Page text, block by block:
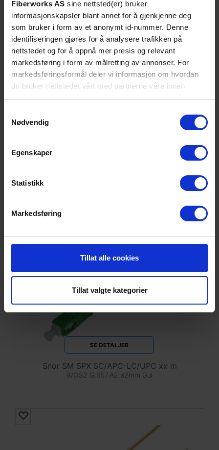
Fiberworks AS sine nettsted(er) bruker
informasjonskapsler blant annet for å gjenkjenne deg
som bruker i form av et anonymt id-nummer. Denne
identifiseringen gjøres for å analysere trafikken på
nettstedet og for å oppnå mer presis og relevant
markedsføring i form av målretting av annonser. For
markedsføringsformål deler vi informasjon om hvordan
du bruker nettstedet vårt med partnerne våre innen
sosiale medier og annonsering, som kan kombinere den
eller som de har samlet inn gjennom din bruk av
tjenestene deres. Les mer om hvilke opplysninger vi
personvernerklæring
Nødvendig
Egenskaper
Statistikk
Markedsføring
Tillat alle cookies
Tillat valgte kategorier
SE DETALJER
Snor SM SPX SC/APC-LC/UPC xx m
9/OS2 G.657.A2 ø2mm Gul